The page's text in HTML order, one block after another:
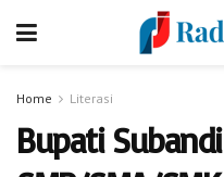
Home Literasi
Bupati